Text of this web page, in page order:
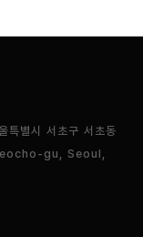
별시 서초구 서초동
gu, Seoul,